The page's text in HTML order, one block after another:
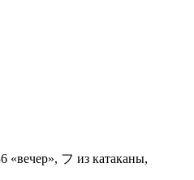
フ из катаканы,